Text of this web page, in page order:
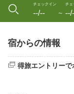
チェックイン
--/-- 〜
チェ
宿からの情報
得旅エントリーで